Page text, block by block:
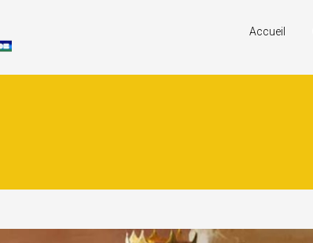
Accueil